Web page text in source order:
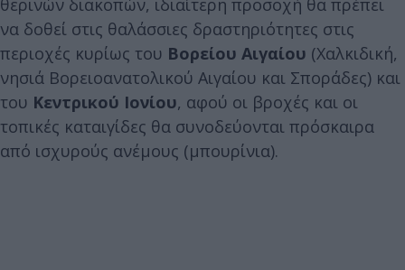
θερινών διακοπών, ιδιαίτερη προσοχή θα πρέπει
να δοθεί στις θαλάσσιες δραστηριότητες στις
περιοχές κυρίως του Βορείου Αιγαίου (Χαλκιδική,
νησιά Βορειοανατολικού Αιγαίου και Σποράδες) και
του Κεντρικού Ιονίου, αφού οι βροχές και οι
τοπικές καταιγίδες θα συνοδεύονται πρόσκαιρα
από ισχυρούς ανέμους (μπουρίνια).